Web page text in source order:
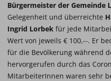
Bürgermeister der Gemeinde
Gelegenheit und überreichte
Ingrid Lorbek für jede
Wert von jeweils € 100,--. Er
für die Bevölkerung während
hervorgerufen durch das
MitarbeiterInnen waren sehr